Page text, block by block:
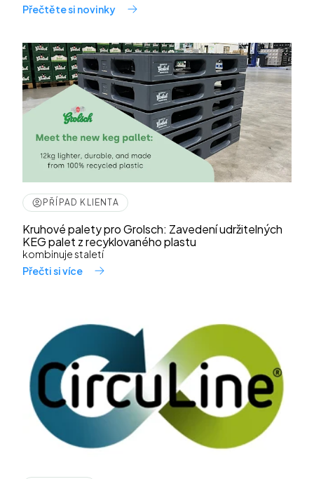
Přečtěte si novinky
PŘÍPAD KLIENTA
Kruhové palety pro Grolsch: Zavedení udržitelných
KEG palet z recyklovaného plastu
kombinuje staletí
Přečti si více